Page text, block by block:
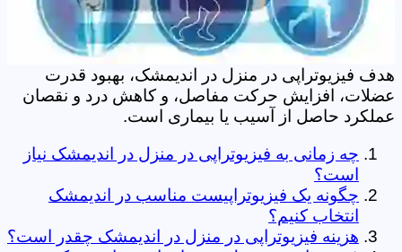
هدف فیزیوتراپی در منزل در اندیمشک، بهبود قدرت
عضلات، افزایش حرکت مفاصل، و کاهش درد و نقصان
عملکرد حاصل از آسیب یا بیماری است.
چه زمانی به فیزیوتراپی در منزل در اندیمشک نیاز
است؟
چگونه یک فیزیوتراپیست مناسب در اندیمشک
انتخاب کنیم؟
هزینه فیزیوتراپی در منزل در اندیمشک چقدر است؟